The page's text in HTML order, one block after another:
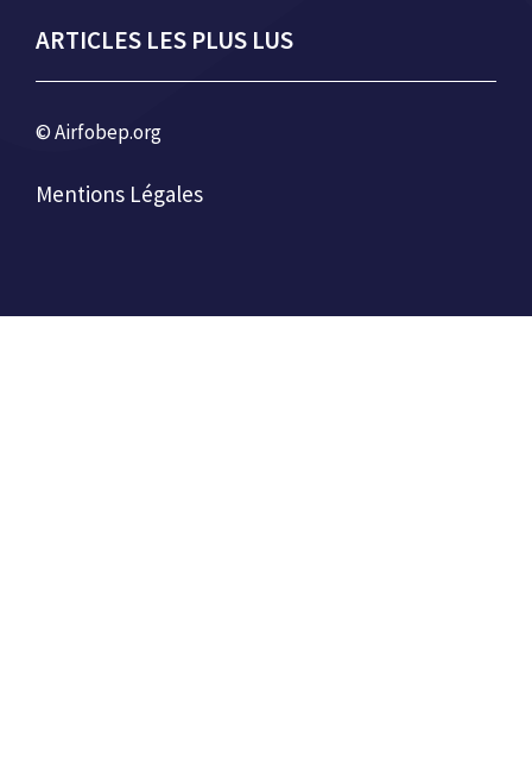
ARTICLES LES PLUS LUS
© Airfobep.org
Mentions Légales